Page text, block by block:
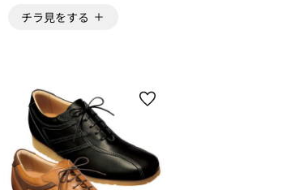
チラ見をする